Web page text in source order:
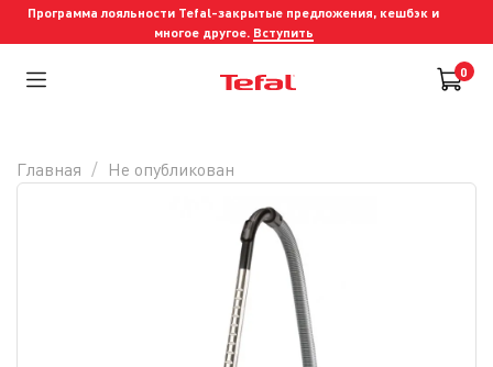
Программа лояльности Tefal-закрытые предложения, кешбэк и
многое другое. Вступить
0
Главная Не опубликован